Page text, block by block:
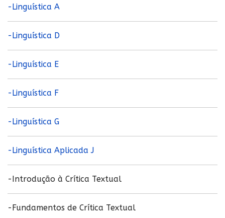
-Linguística A
-Linguística D
-Linguística E
-Linguística F
-Linguística G
-Linguística Aplicada J
-Introdução à Crítica Textual
-Fundamentos de Crítica Textual